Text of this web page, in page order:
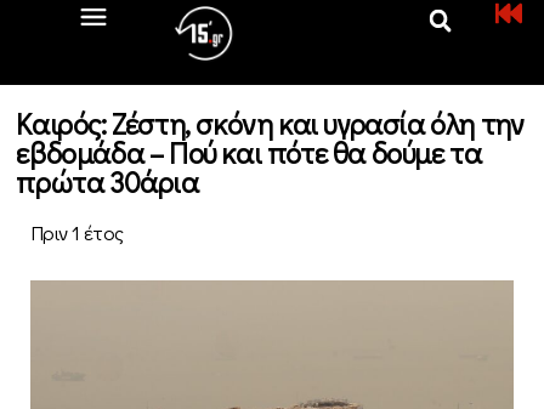
Kαιρός: Ζέστη, σκόνη και υγρασία όλη την
εβδομάδα – Πού και πότε θα δούμε τα
πρώτα 30άρια
Πριν 1 έτος